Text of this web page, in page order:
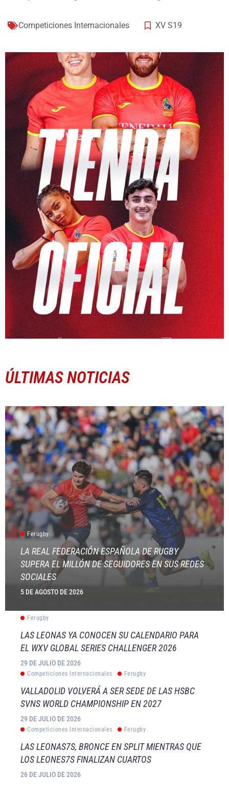
Competiciones Internacionales XV S19
ÚLTIMAS NOTICIAS
Ferugby
LA REAL FEDERACIÓN ESPAÑOLA DE RUGBY
SUPERA EL MILLÓN DE SEGUIDORES EN SUS REDES
SOCIALES
5 DE AGOSTO DE 2026
Ferugby
LAS LEONAS YA CONOCEN SU CALENDARIO PARA
EL WXV GLOBAL SERIES CHALLENGER 2026
29 DE JULIO DE 2026
Competiciones Internacionales Ferugby
VALLADOLID VOLVERÁ A SER SEDE DE LAS HSBC
SVNS WORLD CHAMPIONSHIP EN 2027
29 DE JULIO DE 2026
Competiciones Internacionales Ferugby
LAS LEONAS7S, BRONCE EN SPLIT MIENTRAS QUE
LOS LEONES7S FINALIZAN CUARTOS
26 DE JULIO DE 2026